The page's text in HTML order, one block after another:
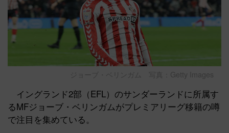
ジョーブ・ベリンガム 写真：Getty Images
イングランド2部（EFL）のサンダーランドに所属す
るMFジョーブ・ベリンガムがプレミアリーグ移籍の噂
で注目を集めている。